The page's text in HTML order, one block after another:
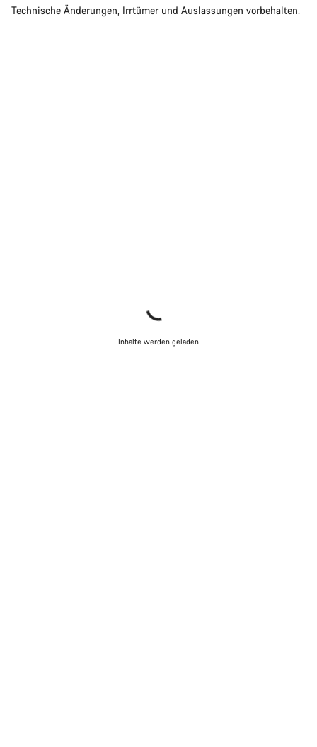
Technische Änderungen, Irrtümer und Auslassungen vorbehalten.
Inhalte werden geladen